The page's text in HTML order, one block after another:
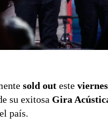
sold out este
su exitosa Gira
país.